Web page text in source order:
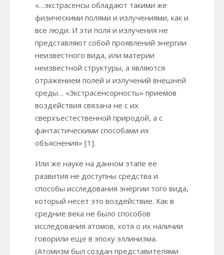
«…экстрасенсы обладают такими же
физическими полями и излучениями, как и
все люди. И эти поля и излучения не
представляют собой проявлений энергии
неизвестного вида, или материи
неизвестной структуры, а являются
отражением полей и излучений внешней
среды… «Экстрасенсорность» приемов
воздействия связана не с их
сверхъестественной природой, а с
фантастическими способами их
объяснения» [1].
Или же науке на данном этапе ее
развития не доступны средства и
способы исследования энергии того вида,
который несет это воздействие. Как в
средние века не было способов
исследования атомов, хотя о их наличии
говорили еще в эпоху эллинизма.
(Атомизм был создан представителями